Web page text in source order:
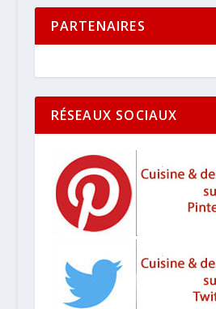
PARTENAIRES
RÉSEAUX SOCIAUX